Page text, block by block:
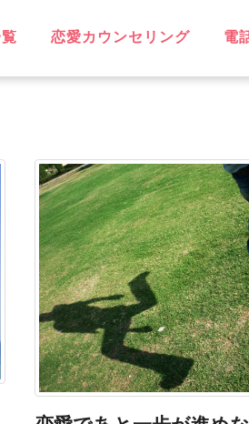
ト
アル
行
チャー
イフ
イフ
恋愛カウンセリング 電